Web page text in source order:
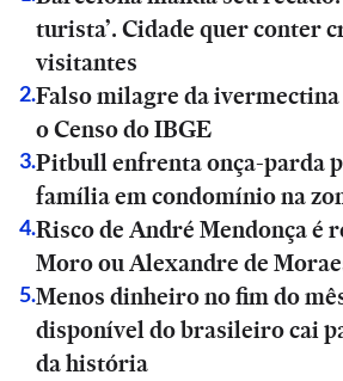
turista’. Cidade quer conter
visitantes
2.Falso milagre da
o Censo do IBGE
3.Pitbull enfrenta onça-parda
família em condomínio na
4.Risco de André Mendonça é
Moro ou Alexandre de
5.Menos dinheiro no fim do
disponível do brasileiro cai
da história